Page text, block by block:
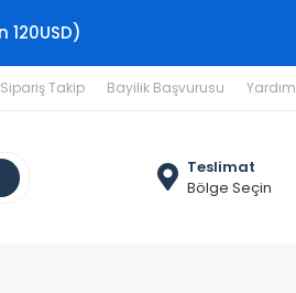
Sipariş Takip Bayilik Başvurusu Yardım
Teslimat
Bölge Seçin